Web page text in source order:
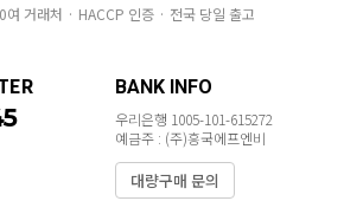
여 거래처 · HACCP 인증 · 전국 당일 출고
BANK INFO
우리은행 1005-101-615272
예금주 : (주)흥국에프엔비
대량구매 문의